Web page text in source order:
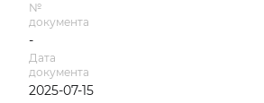
№
документа
-
Дата
документа
2025-07-15